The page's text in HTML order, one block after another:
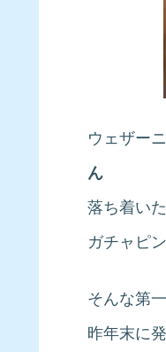
ウェザー
ん
落ち着い
ガチャピ
そんな第
昨年末に